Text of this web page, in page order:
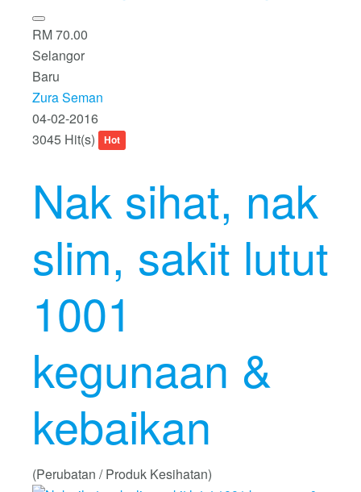
RM 70.00
Selangor
Baru
Zura Seman
04-02-2016
3045 Hit(s)
Hot
Nak sihat, nak
slim, sakit lutut
1001
kegunaan &
kebaikan
(Perubatan / Produk Kesihatan)